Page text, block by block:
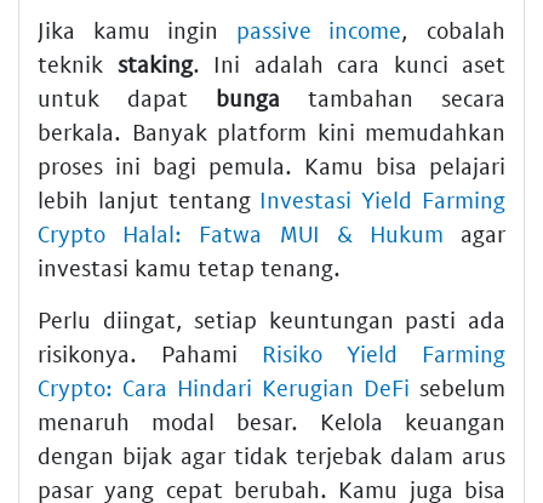
Jika kamu ingin passive income, cobalah
teknik staking. Ini adalah cara kunci aset
untuk dapat bunga tambahan secara
berkala. Banyak platform kini memudahkan
proses ini bagi pemula. Kamu bisa pelajari
lebih lanjut tentang Investasi Yield Farming
Crypto Halal: Fatwa MUI & Hukum agar
investasi kamu tetap tenang.
Perlu diingat, setiap keuntungan pasti ada
risikonya. Pahami Risiko Yield Farming
Crypto: Cara Hindari Kerugian DeFi sebelum
menaruh modal besar. Kelola keuangan
dengan bijak agar tidak terjebak dalam arus
pasar yang cepat berubah. Kamu juga bisa